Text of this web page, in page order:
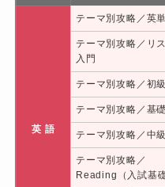
新着記事
英 語
テーマ別攻略／英
テーマ別攻略／リ
入門
テーマ別攻略／初
テーマ別攻略／基
テーマ別攻略／中
テーマ別攻略／
Reading（入試基礎